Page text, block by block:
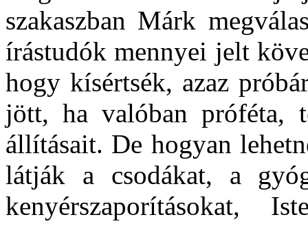
szakaszban Márk
írástudók mennyei jelt
hogy kísértsék, azaz
jött, ha valóban próféta,
állításait. De hogyan
látják a csodákat, a
kenyérszaporításokat,